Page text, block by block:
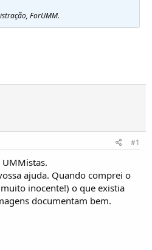
ForUMM.
#1
ajuda. Quando comprei o
inocente!) o que existia
documentam bem.